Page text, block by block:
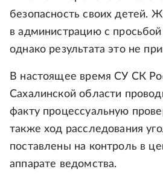
безопасность своих детей.
в администрацию с
однако результата это не
В настоящее время СУ СК
Сахалинской области
факту процессуальную
также ход расследования
поставлены на контроль в
аппарате ведомства.